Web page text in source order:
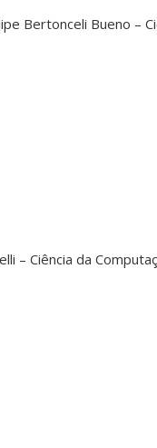
Bertonceli Bueno –
– Ciência da